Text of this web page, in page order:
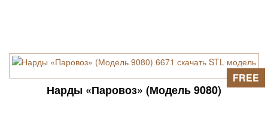
Нарды «Паровоз» (Модель 9080)
FREE